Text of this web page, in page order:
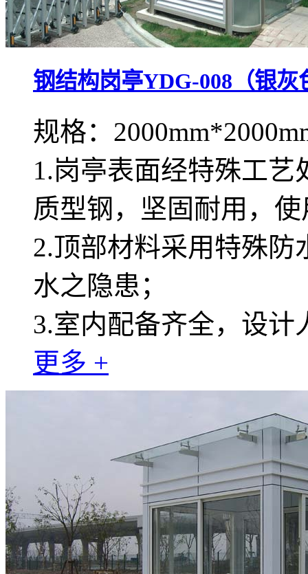
钢结构岗亭YDG-008（银灰
规格：
1.岗亭表面经特殊工
质型钢，坚固耐用，
2.顶部材料采用特殊
水之隐患；
3.室内配备齐全，设计
更多 +